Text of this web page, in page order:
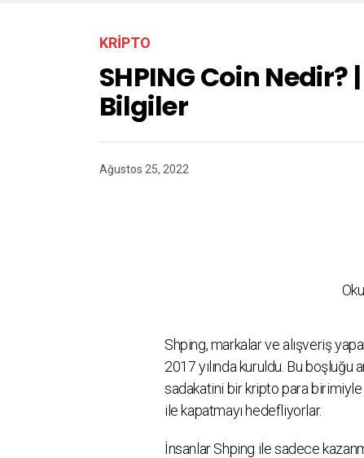
KRIPTO
SHPING Coin Nedir?
Bilgiler
Ağustos 25, 2022
Shping, markalar ve alışveriş
2017 yılında kuruldu. Bu
sadakatini bir kripto para
ile kapatmayı hedefliyorlar.
İnsanlar Shping ile sadece